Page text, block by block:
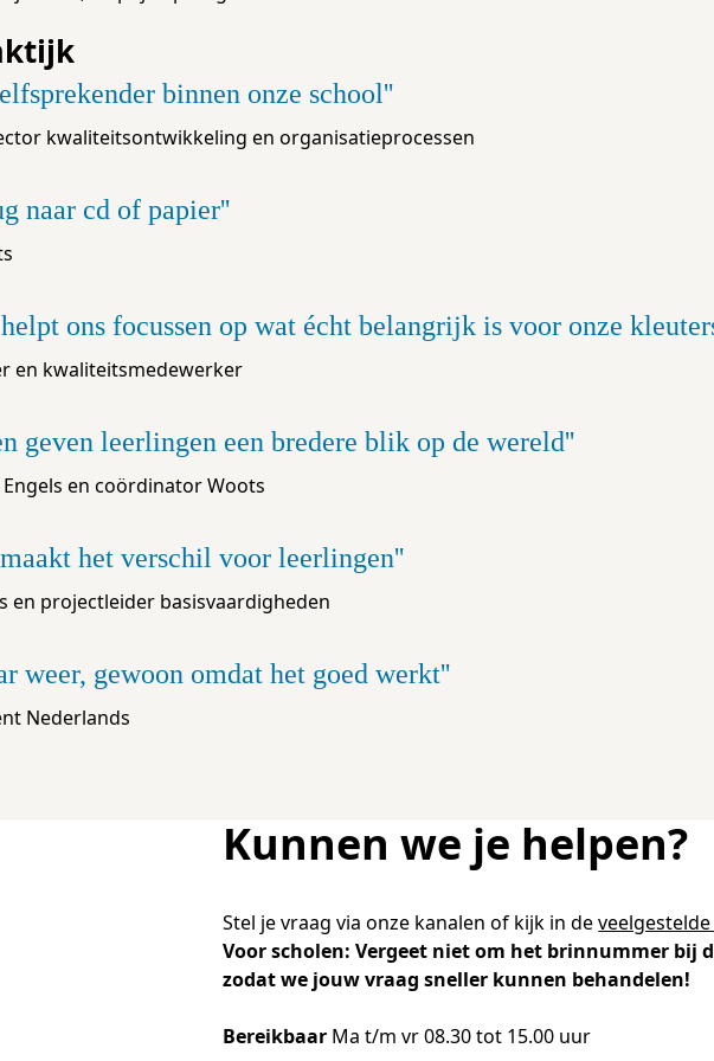
binnen onze school'
kwaliteitsontwikkeling en organisatieprocessen
naar cd of papier'
ons focussen op wat écht belangrijk is voor onze
en kwaliteitsmedewerker
geven leerlingen een bredere blik op de wereld'
en coördinator Woots
het verschil voor leerlingen'
en projectleider basisvaardigheden
weer, gewoon omdat het goed werkt'
Nederlands
Kunnen we je helpen?
Stel je vraag via onze kanalen of kijk in de
Voor scholen: Vergeet niet om het brinnummer bij
zodat we jouw vraag sneller kunnen behandelen!
Bereikbaar Ma t/m vr 08.30 tot 15.00 uur